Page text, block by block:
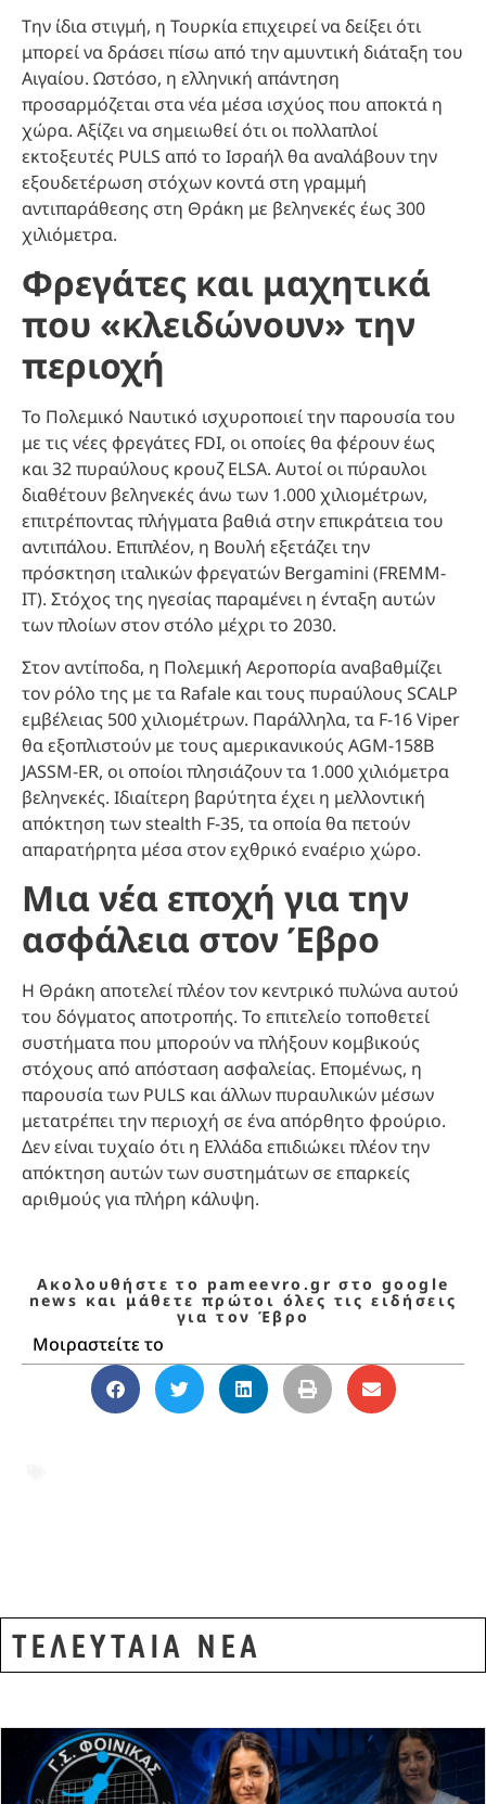
Την ίδια στιγμή, η Τουρκία επιχειρεί να δείξει ότι
μπορεί να δράσει πίσω από την αμυντική διάταξη του
Αιγαίου. Ωστόσο, η ελληνική απάντηση
προσαρμόζεται στα νέα μέσα ισχύος που αποκτά η
χώρα. Αξίζει να σημειωθεί ότι οι πολλαπλοί
εκτοξευτές PULS από το Ισραήλ θα αναλάβουν την
εξουδετέρωση στόχων κοντά στη γραμμή
αντιπαράθεσης στη Θράκη με βεληνεκές έως 300
χιλιόμετρα.
Φρεγάτες και μαχητικά
που «κλειδώνουν» την
περιοχή
Το Πολεμικό Ναυτικό ισχυροποιεί την παρουσία του
με τις νέες φρεγάτες FDI, οι οποίες θα φέρουν έως
και 32 πυραύλους κρουζ ELSA. Αυτοί οι πύραυλοι
διαθέτουν βεληνεκές άνω των 1.000 χιλιομέτρων,
επιτρέποντας πλήγματα βαθιά στην επικράτεια του
αντιπάλου. Επιπλέον, η Βουλή εξετάζει την
πρόσκτηση ιταλικών φρεγατών Bergamini (FREMM-
IT). Στόχος της ηγεσίας παραμένει η ένταξη αυτών
των πλοίων στον στόλο μέχρι το 2030.
Στον αντίποδα, η Πολεμική Αεροπορία αναβαθμίζει
τον ρόλο της με τα Rafale και τους πυραύλους SCALP
εμβέλειας 500 χιλιομέτρων. Παράλληλα, τα F-16 Viper
θα εξοπλιστούν με τους αμερικανικούς AGM-158B
JASSM-ER, οι οποίοι πλησιάζουν τα 1.000 χιλιόμετρα
βεληνεκές. Ιδιαίτερη βαρύτητα έχει η μελλοντική
απόκτηση των stealth F-35, τα οποία θα πετούν
απαρατήρητα μέσα στον εχθρικό εναέριο χώρο.
Μια νέα εποχή για την
ασφάλεια στον Έβρο
Η Θράκη αποτελεί πλέον τον κεντρικό πυλώνα αυτού
του δόγματος αποτροπής. Το επιτελείο τοποθετεί
συστήματα που μπορούν να πλήξουν κομβικούς
στόχους από απόσταση ασφαλείας. Επομένως, η
παρουσία των PULS και άλλων πυραυλικών μέσων
μετατρέπει την περιοχή σε ένα απόρθητο φρούριο.
Δεν είναι τυχαίο ότι η Ελλάδα επιδιώκει πλέον την
απόκτηση αυτών των συστημάτων σε επαρκείς
αριθμούς για πλήρη κάλυψη.
Ακολουθήστε το pameevro.gr στο google
news και μάθετε πρώτοι όλες τις ειδήσεις
για τον Έβρο
Μοιραστείτε το
ΤΕΛΕΥΤΑΙΑ ΝΕΑ